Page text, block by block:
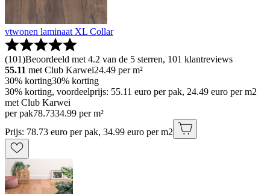
vtwonen laminaat XL Collar
(101)Beoordeeld met 4.2 van de 5 sterren, 101 klantreviews
55.11 met Club Karwei24.49 per m²
30% korting30% korting
30% korting, voordeelprijs: 55.11 euro per pak, 24.49 euro per m2
met Club Karwei
per pak78.7334.99 per m²
Prijs: 78.73 euro per pak, 34.99 euro per m2